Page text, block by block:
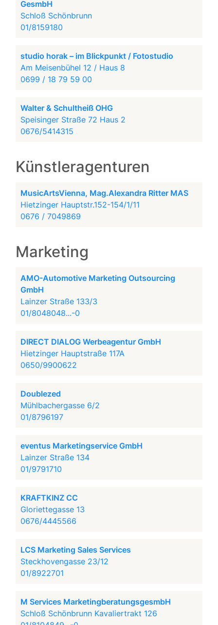
GesmbH
Schloß Schönbrunn
01/8159180
studio horak – im Blickpunkt / Fotostudio
Am Meisenbühel 12 / Haus 8
0699 / 18 79 59 00
Walter & Schultheiß OHG
Speisinger Straße 72 Haus 2
0676/5414315
Künstleragenturen
MusicArtsVienna, Mag.Alexandra Ritter MAS
Hietzinger Hauptstr.152-154/1/11
0676 / 7049869
Marketing
AMO-Automotive Marketing Outsourcing
GmbH
Lainzer Straße 133/3
01/8048048...-0
DIRECT DIALOG Werbeagentur GmbH
Hietzinger Hauptstraße 117A
0650/9900622
Doublezed
Mühlbachergasse 6/2
01/8796197
eventus Marketingservice GmbH
Lainzer Straße 134
01/9791710
KRAFTKINZ CC
Gloriettegasse 13
0676/4445566
LCS Marketing Sales Services
Steckhovengasse 23/12
01/8922701
M Services MarketingberatungsgesmbH
Schloß Schönbrunn Kavaliertrakt 126